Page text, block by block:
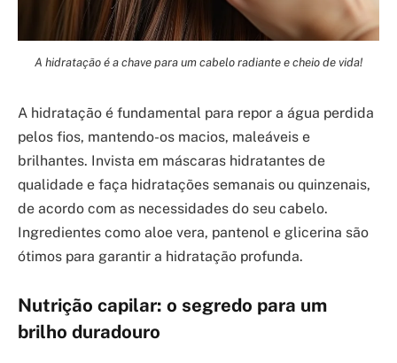
A hidratação é a chave para um cabelo radiante e cheio de vida!
A hidratação é fundamental para repor a água perdida
pelos fios, mantendo-os macios, maleáveis e
brilhantes. Invista em máscaras hidratantes de
qualidade e faça hidratações semanais ou quinzenais,
de acordo com as necessidades do seu cabelo.
Ingredientes como aloe vera, pantenol e glicerina são
ótimos para garantir a hidratação profunda.
Nutrição capilar: o segredo para um
brilho duradouro